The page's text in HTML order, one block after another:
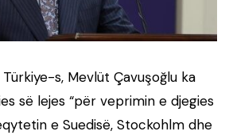
s, Mevlüt Çavuşoğlu ka
së lejes “për veprimin e djegies
e Suedisë, Stockohlm dhe